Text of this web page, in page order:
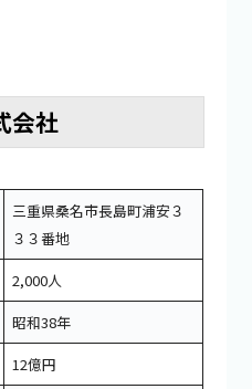
会社
三重県桑名市長島町浦安３
３３番地
2,000人
昭和38年
12億円